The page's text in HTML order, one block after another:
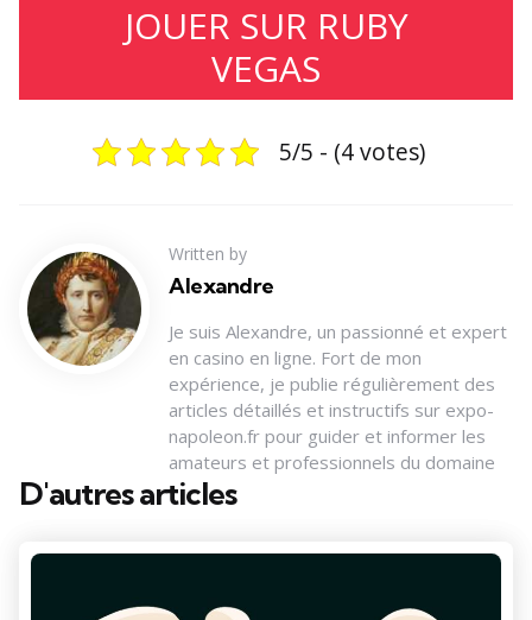
JOUER SUR RUBY
VEGAS
5/5 - (4 votes)
Written by
Alexandre
Je suis Alexandre, un passionné et expert
en casino en ligne. Fort de mon
expérience, je publie régulièrement des
articles détaillés et instructifs sur expo-
napoleon.fr pour guider et informer les
amateurs et professionnels du domaine
D'autres articles